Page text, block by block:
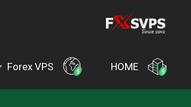
HOME
Forex VPS